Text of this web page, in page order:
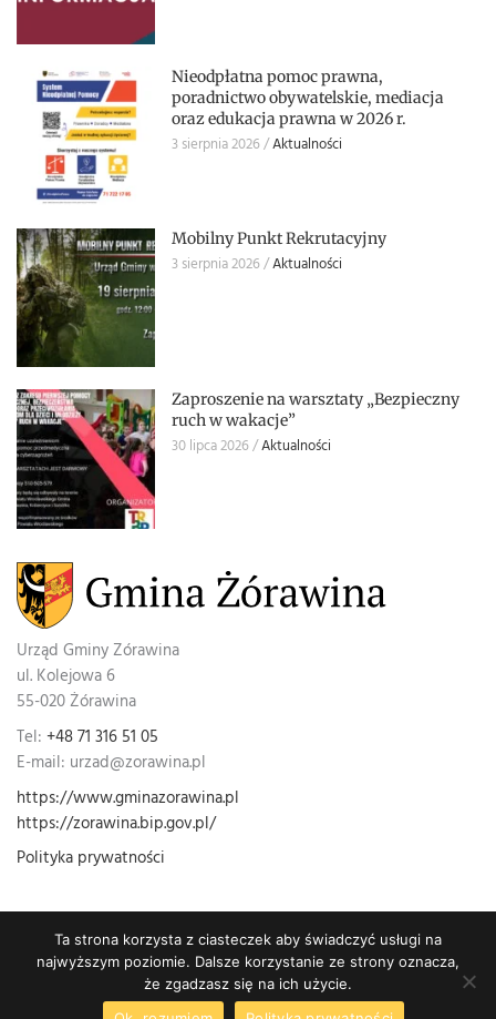
Nieodpłatna pomoc prawna,
poradnictwo obywatelskie, mediacja
oraz edukacja prawna w 2026 r.
3 sierpnia 2026 Aktualności
Mobilny Punkt Rekrutacyjny
3 sierpnia 2026 Aktualności
Zaproszenie na warsztaty „Bezpieczny
ruch w wakacje”
30 lipca 2026 Aktualności
Urząd Gminy Zórawina
ul. Kolejowa 6
55-020 Żórawina
Tel: +48 71 316 51 05
E-mail: urzad@zorawina.pl
https://www.gminazorawina.pl
https://zorawina.bip.gov.pl/
Polityka prywatności
Wszelkie prawa zastrzeżone © Urząd Gminy Żórawina
Realizacja:GorillaWeb.pl
Ta strona korzysta z ciasteczek aby świadczyć usługi na
najwyższym poziomie. Dalsze korzystanie ze strony oznacza,
że zgadzasz się na ich użycie.